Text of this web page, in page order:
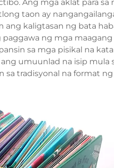
Ang mga aklat para sa
taon ay
kaligtasan ng bata
ng mga
sa mga pisikal na
umuunlad na isip mula
tradisyonal na format